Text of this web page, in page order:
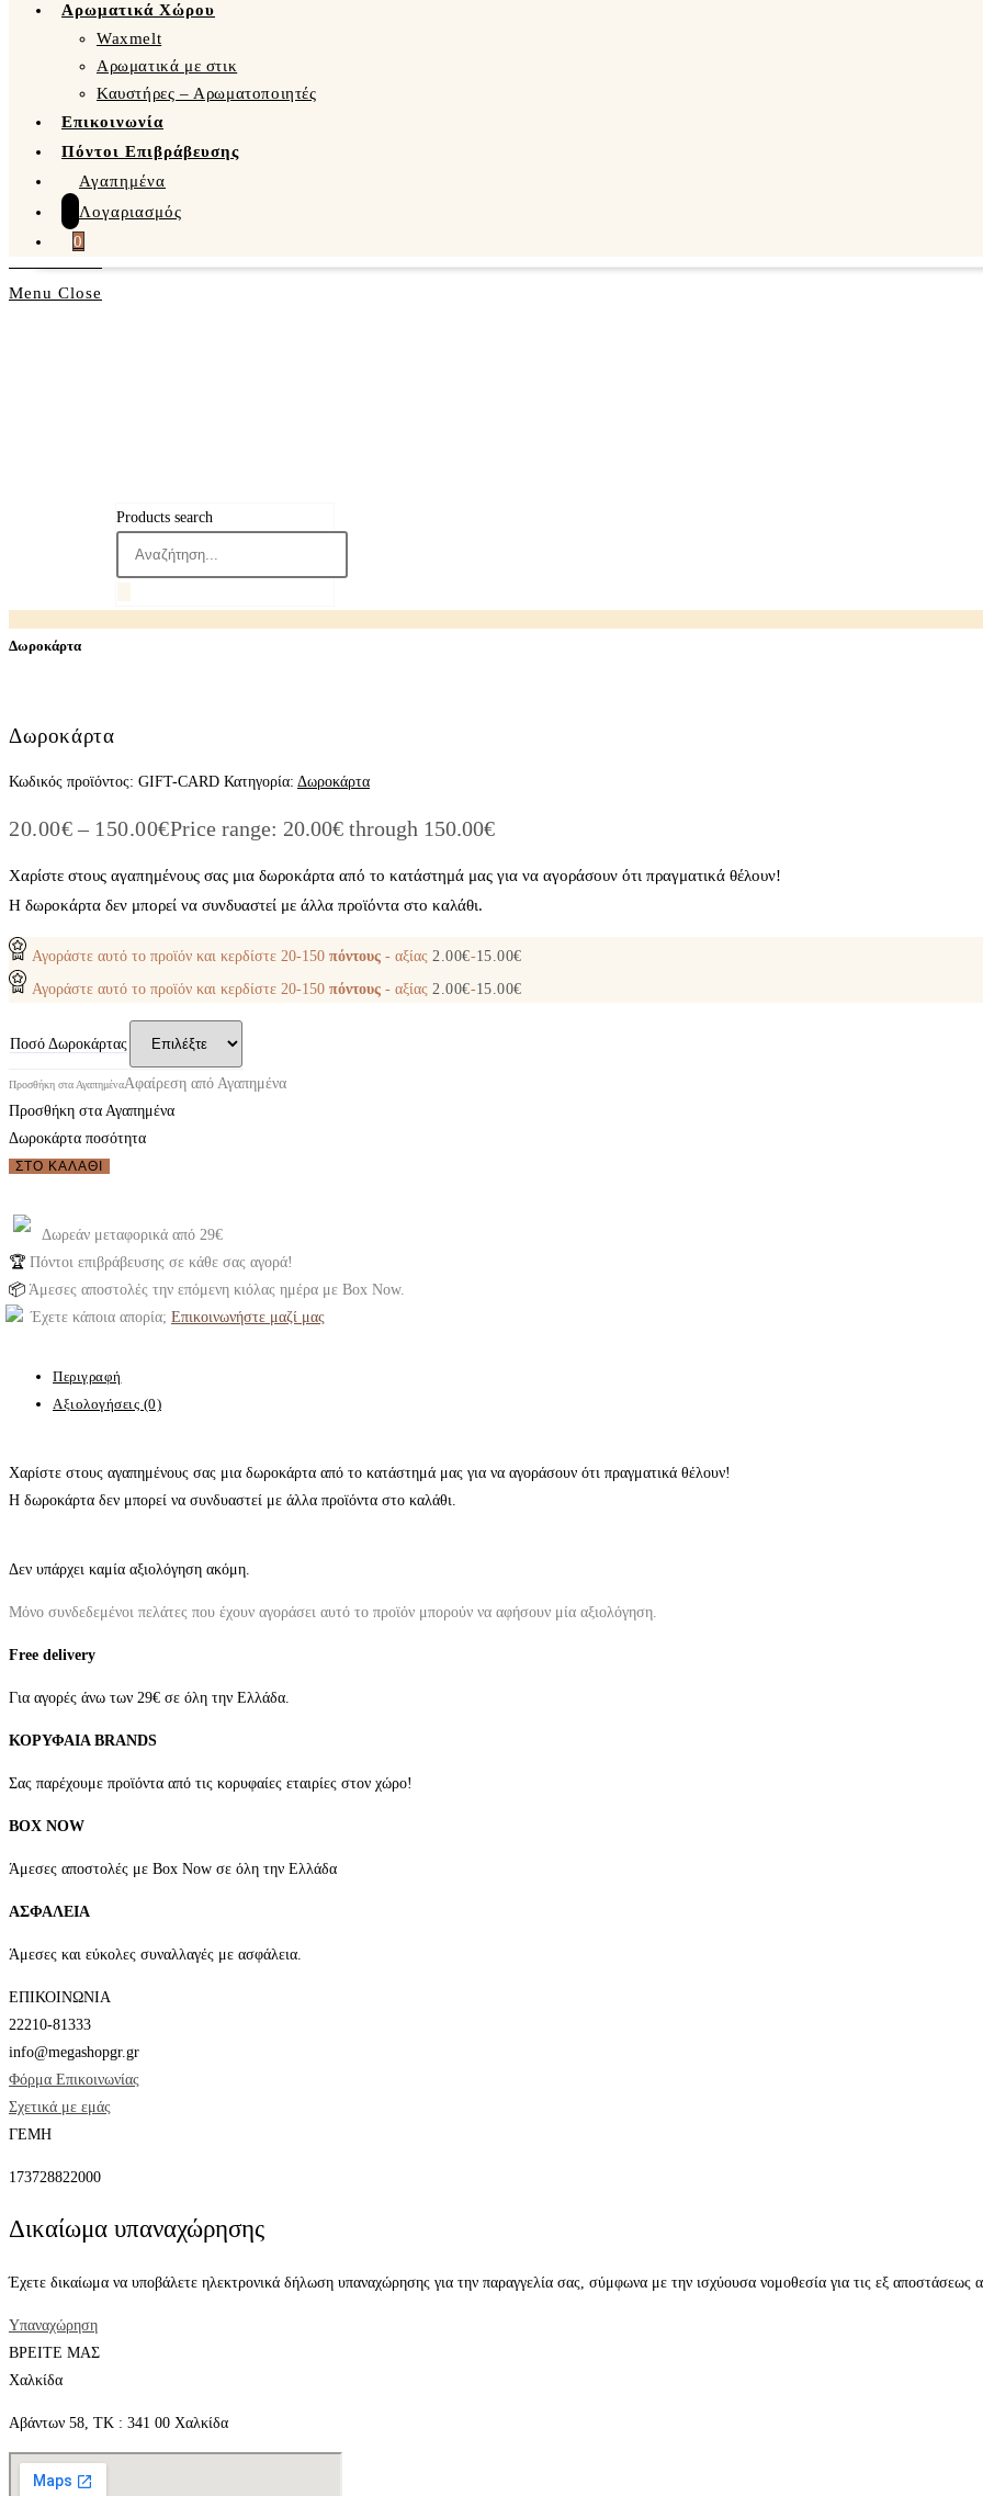
Αρωματικά Χώρου
Waxmelt
Αρωματικά με στικ
Καυστήρες – Αρωματοποιητές
Επικοινωνία
Πόντοι Επιβράβευσης
Αγαπημένα
Λογαριασμός
0
Menu Close
Products search
Δωροκάρτα
Δωροκάρτα
Κωδικός προϊόντος: GIFT-CARD Κατηγορία: Δωροκάρτα
20.00€ – 150.00€Price range: 20.00€ through 150.00€
Χαρίστε στους αγαπημένους σας μια δωροκάρτα από το κατάστημά μας για να αγοράσουν ότι πραγματικά θέλουν!
Η δωροκάρτα δεν μπορεί να συνδυαστεί με άλλα προϊόντα στο καλάθι.
Αγοράστε αυτό το προϊόν και κερδίστε 20-150 πόντους - αξίας 2.00€-15.00€
Αγοράστε αυτό το προϊόν και κερδίστε 20-150 πόντους - αξίας 2.00€-15.00€
Ποσό Δωροκάρτας
Προσθήκη στα ΑγαπημέναΑφαίρεση από Αγαπημένα
Προσθήκη στα Αγαπημένα
Δωροκάρτα ποσότητα
ΣΤΟ ΚΑΛΆΘΙ
Δωρεάν μεταφορικά από 29€
🏆 Πόντοι επιβράβευσης σε κάθε σας αγορά!
📦 Άμεσες αποστολές την επόμενη κιόλας ημέρα με Box Now.
Έχετε κάποια απορία; Επικοινωνήστε μαζί μας
Περιγραφή
Αξιολογήσεις (0)
Χαρίστε στους αγαπημένους σας μια δωροκάρτα από το κατάστημά μας για να αγοράσουν ότι πραγματικά θέλουν!
Η δωροκάρτα δεν μπορεί να συνδυαστεί με άλλα προϊόντα στο καλάθι.
Δεν υπάρχει καμία αξιολόγηση ακόμη.
Μόνο συνδεδεμένοι πελάτες που έχουν αγοράσει αυτό το προϊόν μπορούν να αφήσουν μία αξιολόγηση.
Free delivery
Για αγορές άνω των 29€ σε όλη την Ελλάδα.
ΚΟΡΥΦΑΙΑ BRANDS
Σας παρέχουμε προϊόντα από τις κορυφαίες εταιρίες στον χώρο!
BOX NOW
Άμεσες αποστολές με Box Now σε όλη την Ελλάδα
ΑΣΦΑΛΕΙΑ
Άμεσες και εύκολες συναλλαγές με ασφάλεια.
ΕΠΙΚΟΙΝΩΝΙΑ
22210-81333
info@megashopgr.gr
Φόρμα Επικοινωνίας
Σχετικά με εμάς
ΓΕΜΗ
173728822000
Δικαίωμα υπαναχώρησης
Έχετε δικαίωμα να υποβάλετε ηλεκτρονικά δήλωση υπαναχώρησης για την παραγγελία σας, σύμφωνα με την ισχύουσα νομοθεσία για τις εξ αποστάσεως
Υπαναχώρηση
ΒΡΕΙΤΕ ΜΑΣ
Χαλκίδα
Αβάντων 58, ΤΚ : 341 00 Χαλκίδα